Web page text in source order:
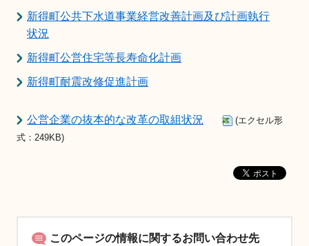
新得町公共下水道事業経営改善計画及び計画執行
状況
新得町公営住宅等長寿命化計画
新得町耐震改修促進計画
公営企業の抜本的な改革の取組状況
(エクセル形
式：249KB)
このページの情報に関するお問い合わせ先